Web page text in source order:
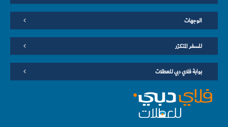
الوجهات
للسفر المتكرّر
بوابة فلاي دبي للعطلات